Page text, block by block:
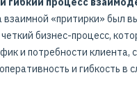
взаимной «притирки» был
бизнес-процесс,
и потребности клиента,
и гибкость в